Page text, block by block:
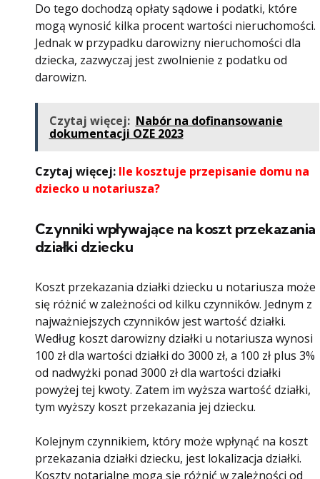
Do tego dochodzą opłaty sądowe i podatki, które
mogą wynosić kilka procent wartości nieruchomości.
Jednak w przypadku darowizny nieruchomości dla
dziecka, zazwyczaj jest zwolnienie z podatku od
darowizn.
Czytaj więcej: Nabór na dofinansowanie
dokumentacji OZE 2023
Czytaj więcej: Ile kosztuje przepisanie domu na
dziecko u notariusza?
Czynniki wpływające na koszt przekazania
działki dziecku
Koszt przekazania działki dziecku u notariusza może
się różnić w zależności od kilku czynników. Jednym z
najważniejszych czynników jest wartość działki.
Według koszt darowizny działki u notariusza wynosi
100 zł dla wartości działki do 3000 zł, a 100 zł plus 3%
od nadwyżki ponad 3000 zł dla wartości działki
powyżej tej kwoty. Zatem im wyższa wartość działki,
tym wyższy koszt przekazania jej dziecku.
Kolejnym czynnikiem, który może wpłynąć na koszt
przekazania działki dziecku, jest lokalizacja działki.
Koszty notarialne mogą się różnić w zależności od